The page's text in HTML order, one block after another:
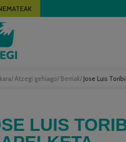
/ Atzegi gehiago/ Berriak/ Jose Luis
LUIS